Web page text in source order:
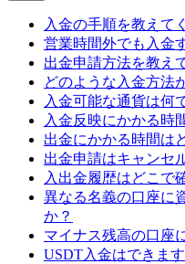
入金の手順を教えて
営業時間外でも入金
出金申請方法を教え
どのような入金方法
入金可能な通貨は何
入金反映にかかる時
出金にかかる時間は
出金申請はキャンセ
入出金履歴はどこで
異なる名義の口座に
か？
マイナス残高の口座
USDT入金はできま